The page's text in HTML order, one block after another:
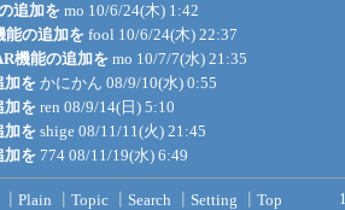
追加を mo 10/6/24(木) 1:42
能の追加を fool 10/6/24(木) 22:37
機能の追加を mo 10/7/7(水) 21:35
加を かにかん 08/9/10(水) 0:55
加を ren 08/9/14(日) 5:10
加を shige 08/11/11(火) 21:45
加を 774 08/11/19(水) 6:49
Plain Topic Search Setting Top